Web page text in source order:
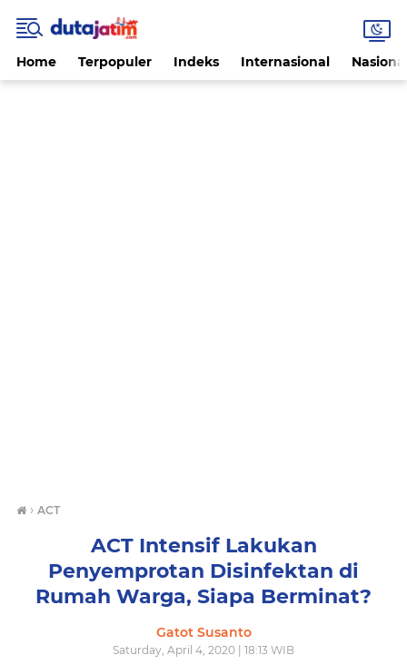
Home Terpopuler Indeks Internasional
› ACT
ACT Intensif Lakukan
Penyemprotan Disinfektan di
Rumah Warga, Siapa Berminat?
Gatot Susanto
Saturday, April 4, 2020 | 18:13 WIB